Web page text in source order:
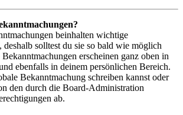
beinhalten wichtige
deshalb solltest du sie so bald wie möglich
erscheinen ganz oben in
ebenfalls in deinem persönlichen Bereich.
Bekanntmachung schreiben kannst oder
den durch die Board-Administration
ab.